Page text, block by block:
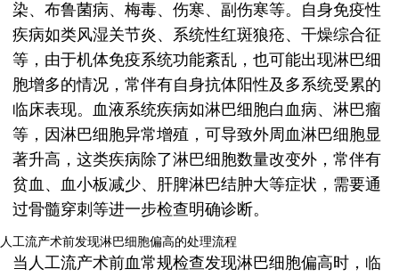
染、布鲁菌病、梅毒、伤寒、副伤寒等。自身免疫性
疾病如类风湿关节炎、系统性红斑狼疮、干燥综合征
等，由于机体免疫系统功能紊乱，也可能出现淋巴细
胞增多的情况，常伴有自身抗体阳性及多系统受累的
临床表现。血液系统疾病如淋巴细胞白血病、淋巴瘤
等，因淋巴细胞异常增殖，可导致外周血淋巴细胞显
著升高，这类疾病除了淋巴细胞数量改变外，常伴有
贫血、血小板减少、肝脾淋巴结肿大等症状，需要通
过骨髓穿刺等进一步检查明确诊断。
人工流产术前发现淋巴细胞偏高的处理流程
当人工流产术前血常规检查发现淋巴细胞偏高时，临